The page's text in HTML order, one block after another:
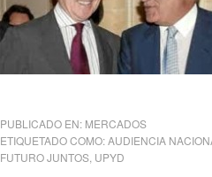
PUBLICADO EN: MERCADOS
ETIQUETADO COMO:AUDIENCIA
FUTURO JUNTOS UPYD